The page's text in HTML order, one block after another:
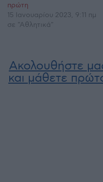
πρώτη
15 Ιανουαρίου 2023, 9:11 πμ
σε "Αθλητικά"
Ακολουθήστε
και μάθετε